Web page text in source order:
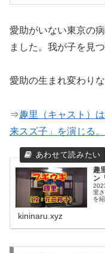
愛助がいない東京の
ました。我が子を見
愛助の生まれ変わりな
⇒趣里（キャスト）
来スズ子」を演じる。
趣
ン
里
を
kininaru.xyz